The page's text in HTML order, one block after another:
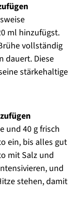
ml hinzufügst.
vollständig
dauert. Diese
stärkehaltige
und 40 g frisch
ein, bis alles gut
mit Salz und
und
stehen, damit